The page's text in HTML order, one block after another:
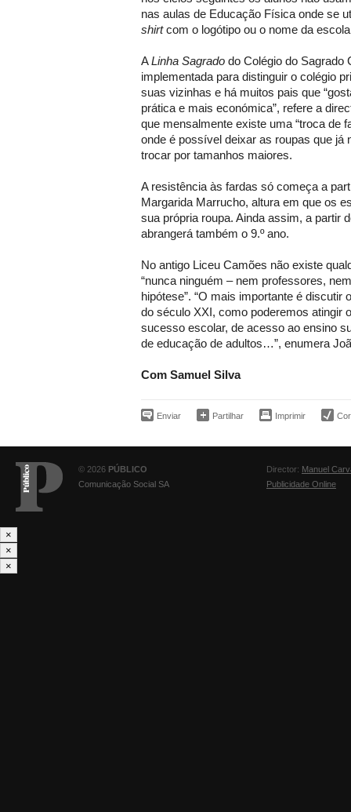
nas aulas de Educação Física onde se
shirtcom o logótipo ou o nome da
ALinha Sagrado do Colégio do Sagrado
implementada para distinguir o colégio
suas vizinhas e há muitos pais que
prática e mais económica”, refere a
que mensalmente existe uma “troca de
onde é possível deixar as roupas que já
trocar por tamanhos maiores.
A resistência às fardas só começa a
Margarida Marrucho, altura em que os
sua própria roupa. Ainda assim, a partir
abrangerá também o 9.º ano.
No antigo Liceu Camões não existe
“nunca ninguém – nem professores,
hipótese”. “O mais importante é discutir
do século XXI, como poderemos atingir
sucesso escolar, de acesso ao ensino
de educação de adultos…”, enumera
Com Samuel Silva
Enviar Partilhar Imprimir
© 2026 PÚBLICO
Comunicação Social SA
Director: Manuel
Publicidade Online
×
×
×